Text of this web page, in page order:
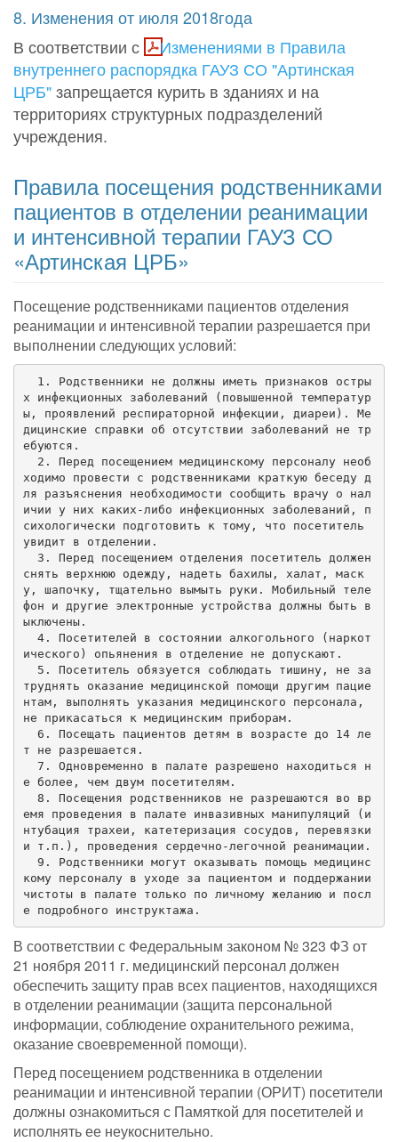
8. Изменения от июля 2018года
В соответствии с
Изменениями в Правила
внутреннего распорядка ГАУЗ СО "Артинская
ЦРБ" запрещается курить в зданиях и на
территориях структурных подразделений
учреждения.
Правила посещения родственниками
пациентов в отделении реанимации
и интенсивной терапии ГАУЗ СО
«Артинская ЦРБ»
Посещение родственниками пациентов отделения
реанимации и интенсивной терапии разрешается при
выполнении следующих условий:
х инфекционных заболеваний (повышенной температур
ы, проявлений респираторной инфекции, диареи). Ме
дицинские справки об отсутствии заболеваний не тр
ебуются.
ходимо провести с родственниками краткую беседу д
ля разъяснения необходимости сообщить врачу о нал
ичии у них каких-либо инфекционных заболеваний, п
сихологически подготовить к тому, что посетитель
увидит в отделении.
снять верхнюю одежду, надеть бахилы, халат, маск
у, шапочку, тщательно вымыть руки. Мобильный теле
фон и другие электронные устройства должны быть в
ыключены.
ического) опьянения в отделение не допускают.
труднять оказание медицинской помощи другим пацие
нтам, выполнять указания медицинского персонала,
не прикасаться к медицинским приборам.
т не разрешается.
е более, чем двум посетителям.
емя проведения в палате инвазивных манипуляций (и
нтубация трахеи, катетеризация сосудов, перевязки
и т.п.), проведения сердечно-легочной реанимации.
кому персоналу в уходе за пациентом и поддержании
чистоты в палате только по личному желанию и посл
е подробного инструктажа.
В соответствии с Федеральным законом № 323 ФЗ от
21 ноября 2011 г. медицинский персонал должен
обеспечить защиту прав всех пациентов, находящихся
в отделении реанимации (защита персональной
информации, соблюдение охранительного режима,
оказание своевременной помощи).
Перед посещением родственника в отделении
реанимации и интенсивной терапии (ОРИТ) посетители
должны ознакомиться с Памяткой для посетителей и
исполнять ее неукоснительно.